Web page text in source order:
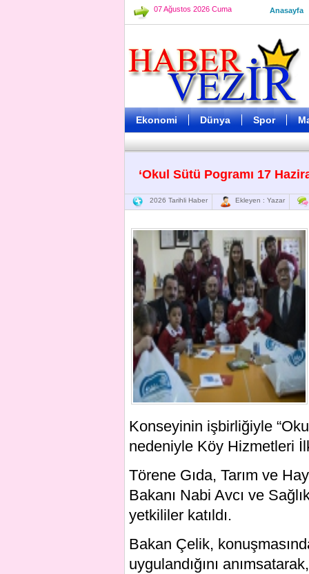
07 Ağustos 2026 Cuma Anasayfa
Ekonomi Dünya Spor
‘Okul Sütü Pogramı 17
2026 Tarihli Haber Ekleyen : Yazar
Konseyinin işbirliğiyle
nedeniyle Köy Hizmetleri
Törene Gıda, Tarım ve
Bakanı Nabi Avcı ve
yetkililer katıldı.
Bakan Çelik,
uygulandığını